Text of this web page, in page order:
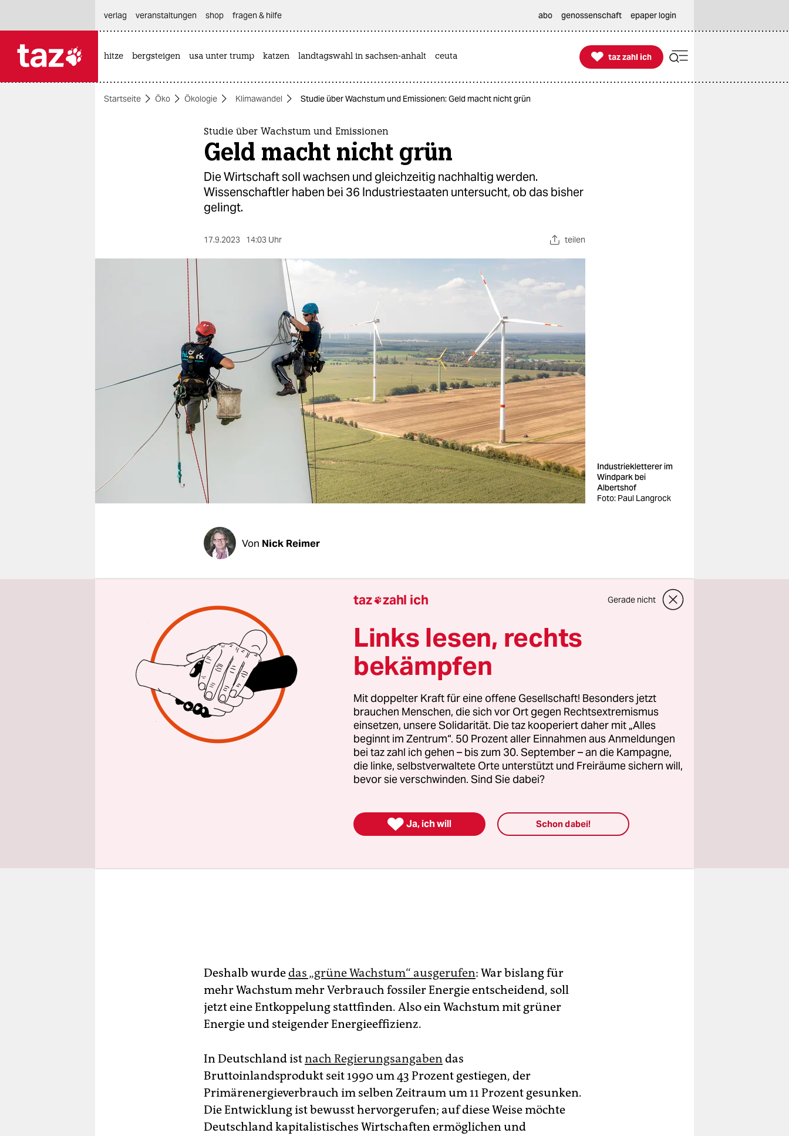
themen
veranstaltungen
fragen & hilfe
unterstützen
abo
genossenschaft
verlag
veranstaltungen shop fragen & hilfe abo genossenschaft epaper login
hitze bergsteigen usa unter trump katzen landtagswahl in sachsen-anhalt ceuta 
taz zahl ich
taz zahl ich
Startseite Öko Ökologie Klimawandel Studie über Wachstum und Emissionen: Geld macht nicht grün
Studie über Wachstum und Emissionen
Geld macht nicht grün
Die Wirtschaft soll wachsen und gleichzeitig nachhaltig werden.
Wissenschaftler haben bei 36 Industriestaaten untersucht, ob das bisher
gelingt.
17.9.2023 14:03 Uhr teilen
Industriekletterer im
Windpark bei
Albertshof
Foto: Paul Langrock
Von Nick Reimer
Mit der Dampfmaschine begann es einst. Arbeit wurde so produktiv,
dass ein Wirtschaftswachstum entstand. Und mit diesem Wachstum
entwickelte sich der Kapitalismus. Der fossile Energieverbrauch stieg
stetig und damit auch das Wachstum.
Dummerweise spielte der menschengemachte Treibhauseffekt bei
dieser Entwicklung lange Zeit keine Rolle, weshalb wir heute ein
Klimaproblem haben. Kapitalismus erzeugt nicht nur einmalig
Wachstum, das System muss stetig wachsen, um stabil zu bleiben.
Deshalb wurdedas „grüne Wachstum“ ausgerufen: War bislang für
mehr Wachstum mehr Verbrauch fossiler Energie entscheidend, soll
jetzt eine Entkoppelung stattfinden. Also ein Wachstum mit grüner
Energie und steigender Energieeffizienz.
In Deutschland istnach Regierungsangabendas
Bruttoinlandsprodukt seit 1990 um 43 Prozent gestiegen, der
Primärenergieverbrauch im selben Zeitraum um 11 Prozent gesunken.
Die Entwicklung ist bewusst hervorgerufen; auf diese Weise möchte
Deutschland kapitalistisches Wirtschaften ermöglichen und
taz zahl ich Gerade nicht
Links lesen, rechts
bekämpfen
Mit doppelter Kraft für eine offene Gesellschaft! Besonders jetzt
brauchen Menschen, die sich vor Ort gegen Rechtsextremismus
einsetzen, unsere Solidarität. Die taz kooperiert daher mit „Alles
beginnt im Zentrum“. 50 Prozent aller Einnahmen aus Anmeldungen
bei taz zahl ich gehen – bis zum 30. September – an die Kampagne,
die linke, selbstverwaltete Orte unterstützt und Freiräume sichern will,
bevor sie verschwinden. Sind Sie dabei?
 Ja, ich will Schon dabei!